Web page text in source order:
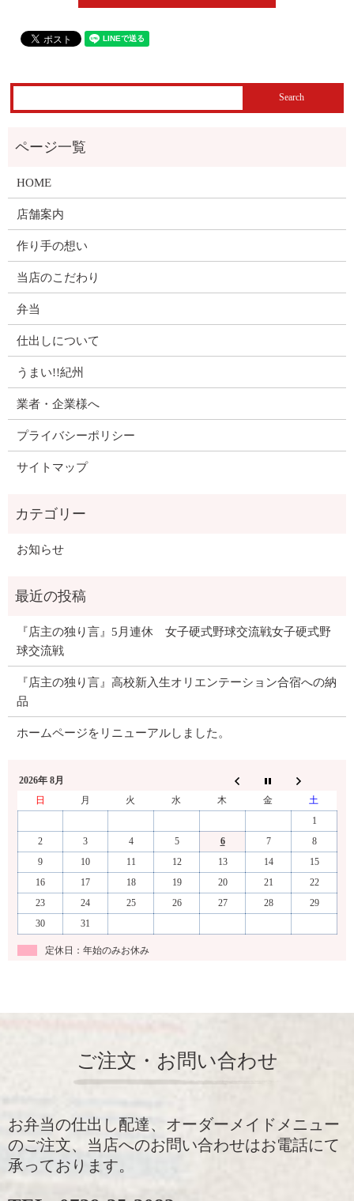
HOME
店舗案内
作り手の想い
当店のこだわり
弁当
仕出しについて
うまい!!紀州
業者・企業様へ
プライバシーポリシー
サイトマップ
お知らせ
『店主の独り言』5月連休 女子硬式野球交流戦女子硬式野
球交流戦
『店主の独り言』高校新入生オリエンテーション合宿への納
品
ホームページをリニューアルしました。
2026年 8月
日
月 火 水 木 金
土
1
2
3 4 5 6 7
8
9
10 11 12 13 14
15
16
17 18 19 20 21
22
23
24 25 26 27 28
29
30
31
定休日：年始のみお休み
ご注文・お問い合わせ
お弁当の仕出し配達、オーダーメイドメニュー
のご注文、当店へのお問い合わせはお電話にて
承っております。